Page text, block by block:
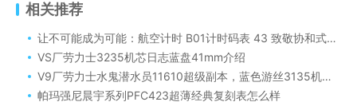
相关推荐
让不可能成为可能：航空计时 B01计时码表 43 致敬协和式飞机限量版(Navitimer B01 Chronograph 43 Tribute to Concorde)
VS厂劳力士3235机芯日志蓝盘41mm介绍
V9厂劳力士水鬼潜水员11610超级副本，蓝色游丝3135机芯和904L而且机芯的稳定性相当高
帕玛强尼晨宇系列PFC423超薄经典复刻表怎么样